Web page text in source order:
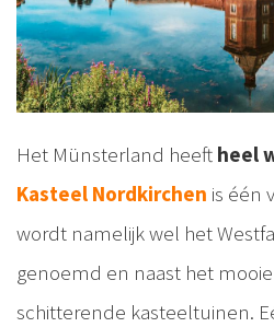
Het Münsterland heeft heel
Kasteel Nordkirchen is één
wordt namelijk wel het
genoemd en naast het
schitterende kasteeltuinen.